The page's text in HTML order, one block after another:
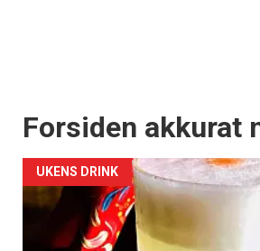
Forsiden akkurat
UKENS DRINK